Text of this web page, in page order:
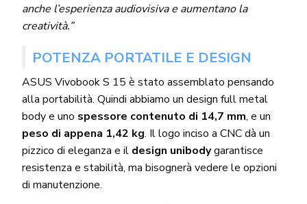
anche l’esperienza audiovisiva e aumentano la
creatività.”
POTENZA PORTATILE E DESIGN
ASUS Vivobook S 15 è stato assemblato pensando
alla portabilità. Quindi abbiamo un design full metal
body e uno spessore contenuto di 14,7 mm, e un
peso di appena 1,42 kg. Il logo inciso a CNC dà un
pizzico di eleganza e il design unibodygarantisce
resistenza e stabilità, ma bisognerà vedere le opzioni
di manutenzione.